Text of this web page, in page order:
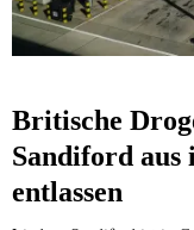
Britische
Sandiford aus
entlassen